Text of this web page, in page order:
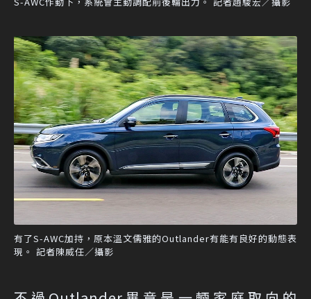
有了S-AWC加持，原本溫文儒雅的Outlander有能有良好的動態表
現。 記者陳威任／攝影